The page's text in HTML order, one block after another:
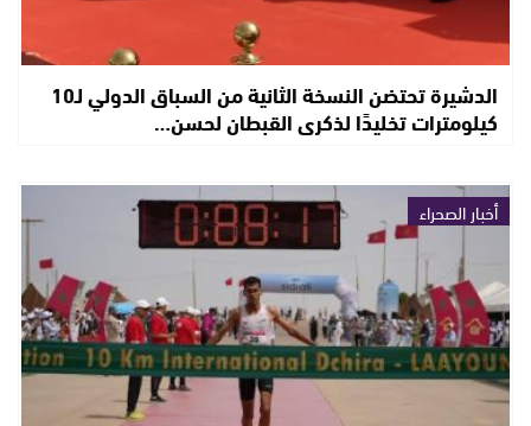
الدشيرة تحتضن النسخة الثانية من السباق الدولي لـ10
كيلومترات تخليدًا لذكرى القبطان لحسن…
أخبار الصحراء